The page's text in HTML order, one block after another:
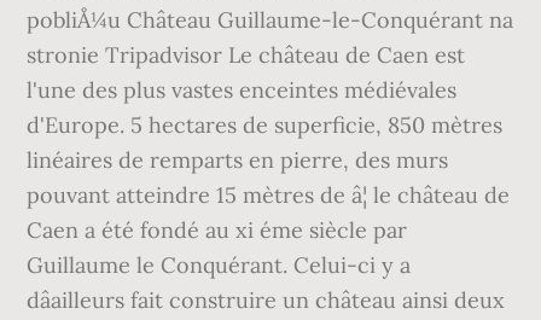
pobliÅ¼u Château Guillaume-le-Conquérant na
stronie Tripadvisor Le château de Caen est
l'une des plus vastes enceintes médiévales
d'Europe. 5 hectares de superficie, 850 mètres
linéaires de remparts en pierre, des murs
pouvant atteindre 15 mètres de â¦ le château de
Caen a été fondé au xi éme siècle par
Guillaume le Conquérant. Celui-ci y a
dâailleurs fait construire un château ainsi deux